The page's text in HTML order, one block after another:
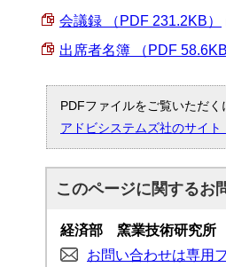
会議録 （PDF 231.2KB）
出席者名簿 （PDF 58.6KB
PDFファイルをご覧いただ
アドビシステムズ社のサイト
このページに関するお
経済部 窯業技術研究所
お問い合わせは専用